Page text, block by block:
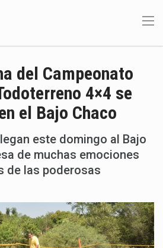
del Campeonato
4×4 se
el Bajo Chaco
este domingo al Bajo
de muchas emociones
de las poderosas